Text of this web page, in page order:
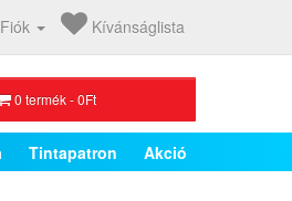
Fiók Kívánságlista
0 termék - 0Ft
Tintapatron Akció